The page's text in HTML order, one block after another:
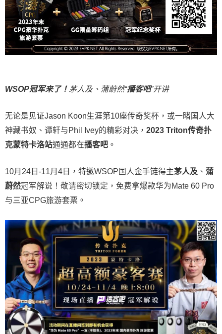
WSOP冠军来了！ 茅人及、蒲蔚然“播客吧”开讲
无论是见证Jason Koon生涯第10座传奇奖杯，或一睹国人大
神藏书奴、谭轩与Phil Ivey的精彩对决， 2023 Triton传奇扑
克蒙特卡洛站通通都在播客吧 。
10月24日-11月4日，特邀WSOP国人金手链得主茅人及 、 蒲
蔚然冠军解说！敬请密切锁定，免费拿爆款华为Mate 60 Pro
与三亚CPG旅游套票。